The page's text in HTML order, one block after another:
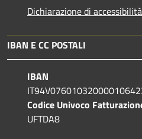
Dichiarazione di accessibilità
IBAN E CC POSTALI
IBAN
Codice Univoco
UFTDA8